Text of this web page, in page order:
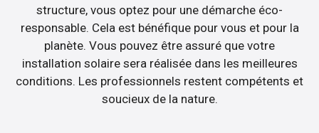
structure, vous optez pour une démarche éco-
responsable. Cela est bénéfique pour vous et pour la
planète. Vous pouvez être assuré que votre
installation solaire sera réalisée dans les meilleures
conditions. Les professionnels restent compétents et
soucieux de la nature.